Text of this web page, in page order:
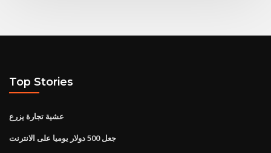
Top Stories
عشية تجارة يزرع
جعل 500 دولار يوميا على الانترنت